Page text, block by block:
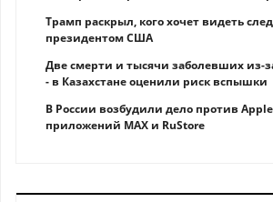
Трамп раскрыл, кого хочет видеть
президентом США
Две смерти и тысячи заболевших из-
- в Казахстане оценили риск вспышки
В России возбудили дело против
приложений MAX и RuStore